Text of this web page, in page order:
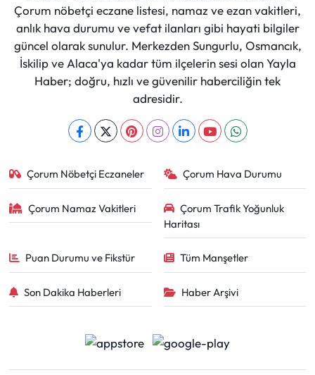
Çorum nöbetçi eczane listesi, namaz ve ezan vakitleri,
anlık hava durumu ve vefat ilanları gibi hayati bilgiler
güncel olarak sunulur. Merkezden Sungurlu, Osmancık,
İskilip ve Alaca'ya kadar tüm ilçelerin sesi olan Yayla
Haber; doğru, hızlı ve güvenilir haberciliğin tek
adresidir.
Çorum Nöbetçi Eczaneler Çorum Hava Durumu
Çorum Namaz Vakitleri
Çorum Trafik Yoğunluk
Haritası
Puan Durumu ve Fikstür Tüm Manşetler
Son Dakika Haberleri Haber Arşivi